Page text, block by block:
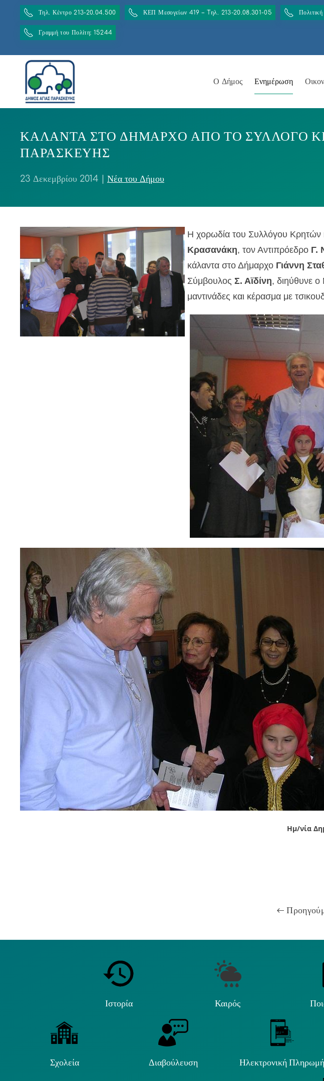
Τηλ. Κέντρο 213-20.04.500 ΚΕΠ Μεσογείων 419 – Tηλ. 213-20.08.301-05
Γραμμή του Πολίτη: 15244
Ο Δήμος Ενημέρωση
ΚΑΛΑΝΤΑ ΣΤΟ ΔΗΜΑΡΧΟ ΑΠΟ ΤΟ ΣΥΛΛΟΓΟ
ΠΑΡΑΣΚΕΥΗΣ
23 Δεκεμβρίου 2014 Νέα του Δήμου
Η χορωδία του Συλλόγου Κρητών
Κρασανάκη, τον Αντιπρόεδρο Γ.
κάλαντα στο Δήμαρχο Γιάννη
Σύμβουλος Σ. Αϊδίνη, διηύθυνε
μαντινάδες και κέρασμα με
Ημ/νία
Ιστορία Καιρός
Σχολεία Διαβούλευση Ηλεκτρονική Πληρωμή